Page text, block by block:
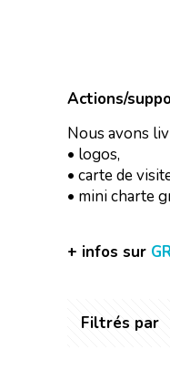
Actions/
Nous avons
• logos,
• carte de
• mini charte
+ infos sur
Filtrés par